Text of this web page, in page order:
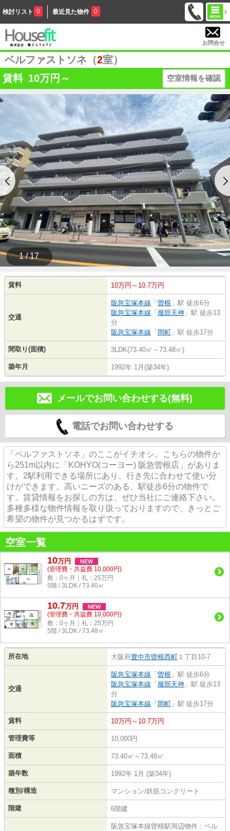
検討リスト 0 最近見た物件 0
お問合せ
ベルファストソネ（2室）
賃料 10万円～ 空室情報を確認
1 / 17
賃料 10万円～10.7万円
交通
阪急宝塚本線 「 曽根 」駅 徒歩6分
阪急宝塚本線 「 服部天神 」駅 徒歩13
分
阪急宝塚本線 「 岡町 」駅 徒歩17分
間取り(面積) 3LDK(73.40㎡～73.48㎡)
築年月 1992年 1月(築34年)
メールでお問い合わせする(無料)
電話でお問い合わせする
「ベルファストソネ」のここがイチオシ。こちらの物件か
ら251m以内に「KOHYO(コーヨー) 阪急曽根店」がありま
す。2駅利用できる場所にあり、行き先に合わせて使い分
けができます。高いニーズのある、駅徒歩6分の物件で
す。賃貸情報をお探しの方は、ぜひ当社にご連絡下さい。
多種多様な物件情報を取り扱っておりますので、きっとご
希望の物件が見つかるはずです。
空室一覧
10万円 NEW
(管理費・共益費 10,000円)
敷：0ヶ月｜礼：25万円
5階 / 3LDK / 73.40㎡
10.7万円 NEW
(管理費・共益費 10,000円)
敷：0ヶ月｜礼：25万円
5階 / 3LDK / 73.48㎡
所在地 大阪府豊中市曽根西町 １丁目10-7
交通
阪急宝塚本線 「 曽根 」駅 徒歩6分
阪急宝塚本線 「 服部天神 」駅 徒歩13
分
阪急宝塚本線 「 岡町 」駅 徒歩17分
賃料 10万円～10.7万円
管理費等 10,000円
面積 73.40㎡～73.48㎡
築年数 1992年 1月 (築34年)
種別/構造 マンション/鉄筋コンクリート
階建 6階建
阪急宝塚本線曽根駅周辺物件：ベル